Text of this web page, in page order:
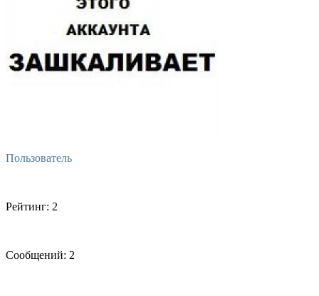
Пользователь
Рейтинг: 2
Сообщений: 2